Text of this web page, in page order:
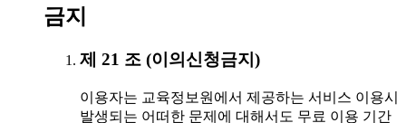
금지
제 21 조 (이의신청금지)
이용자는 교육정보원에서 제공하는 서비스 이용시
발생되는 어떠한 문제에 대해서도 무료 이용 기간